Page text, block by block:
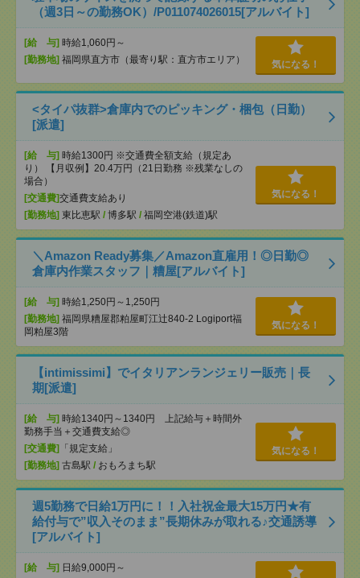
（週3日～の勤務OK）/P011074026015[アルバイト]
[給 与] 時給1,060円～
[勤務地] 福岡県直方市（最寄り駅：直方市エリア） 気になる！
<タイパ抜群>倉庫内でのピッキング・梱包（日勤）
[派遣]
[給 与] 時給1300円 ※交通費全額支給（規定あ
り） 【月収例】20.4万円（21日勤務 ※残業なしの
場合）
[交通費]交通費支給あり
[勤務地] 東比恵駅 / 博多駅 / 福岡空港(鉄道)駅
気になる！
＼Amazon Ready募集／Amazon直雇用！◎日勤◎
倉庫内作業スタッフ｜糟屋[アルバイト]
[給 与] 時給1,250円～1,250円
[勤務地] 福岡県糟屋郡粕屋町江辻840-2 Logiport福
岡粕屋3階
気になる！
【intimissimi】でイタリアンランジェリー販売｜長
期[派遣]
[給 与] 時給1340円～1340円 上記給与＋時間外
勤務手当＋交通費支給◎
[交通費]
「規定支給」
[勤務地] 古島駅 / おもろまち駅
気になる！
週5勤務で日給1万円に！！入社祝金最大15万円★有
給付与で”収入そのまま”長期休みが取れる♪交通誘導
[アルバイト]
[給 与] 日給9,000円～